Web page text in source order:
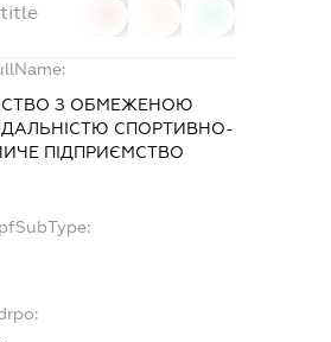
З ОБМЕЖЕНОЮ
СПОРТИВНО-
ПІДПРИЄМСТВО